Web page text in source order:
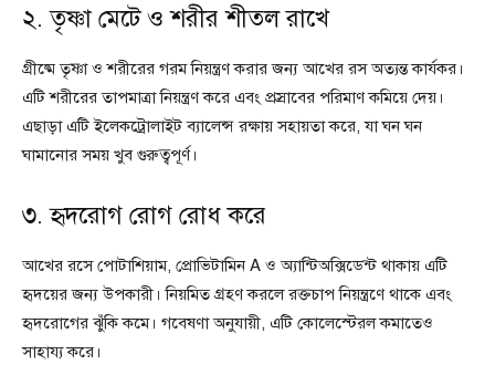
২. তৃষ্ণা মেটে ও শরীর শীতল রাখে
গ্রীষ্মে তৃষ্ণা ও শরীরের গরম নিয়ন্ত্রণ করার জন্য আখের রস অত্যন্ত কার্যকর।
এটি শরীরের তাপমাত্রা নিয়ন্ত্রণ করে এবং প্রস্রাবের পরিমাণ কমিয়ে দেয়।
এছাড়া এটি ইলেকট্রোলাইট ব্যালেন্স রক্ষায় সহায়তা করে, যা ঘন ঘন
ঘামানোর সময় খুব গুরুত্বপূর্ণ।
৩. হৃদরোগ রোগ রোধ করে
আখের রসে পোটাশিয়াম, প্রোভিটামিন A ও অ্যান্টিঅক্সিডেন্ট থাকায় এটি
হৃদয়ের জন্য উপকারী। নিয়মিত গ্রহণ করলে রক্তচাপ নিয়ন্ত্রণে থাকে এবং
হৃদরোগের ঝুঁকি কমে। গবেষণা অনুযায়ী, এটি কোলেস্টেরল কমাতেও
সাহায্য করে।